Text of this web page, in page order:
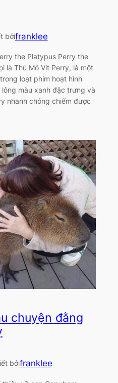
bởifranklee
the Platypus Perry the
là Thú Mỏ Vịt Perry, là một
loạt phim hoạt hình
lông màu xanh đặc trưng và
nhanh chóng chiếm được
chuyện đằng
bởifranklee